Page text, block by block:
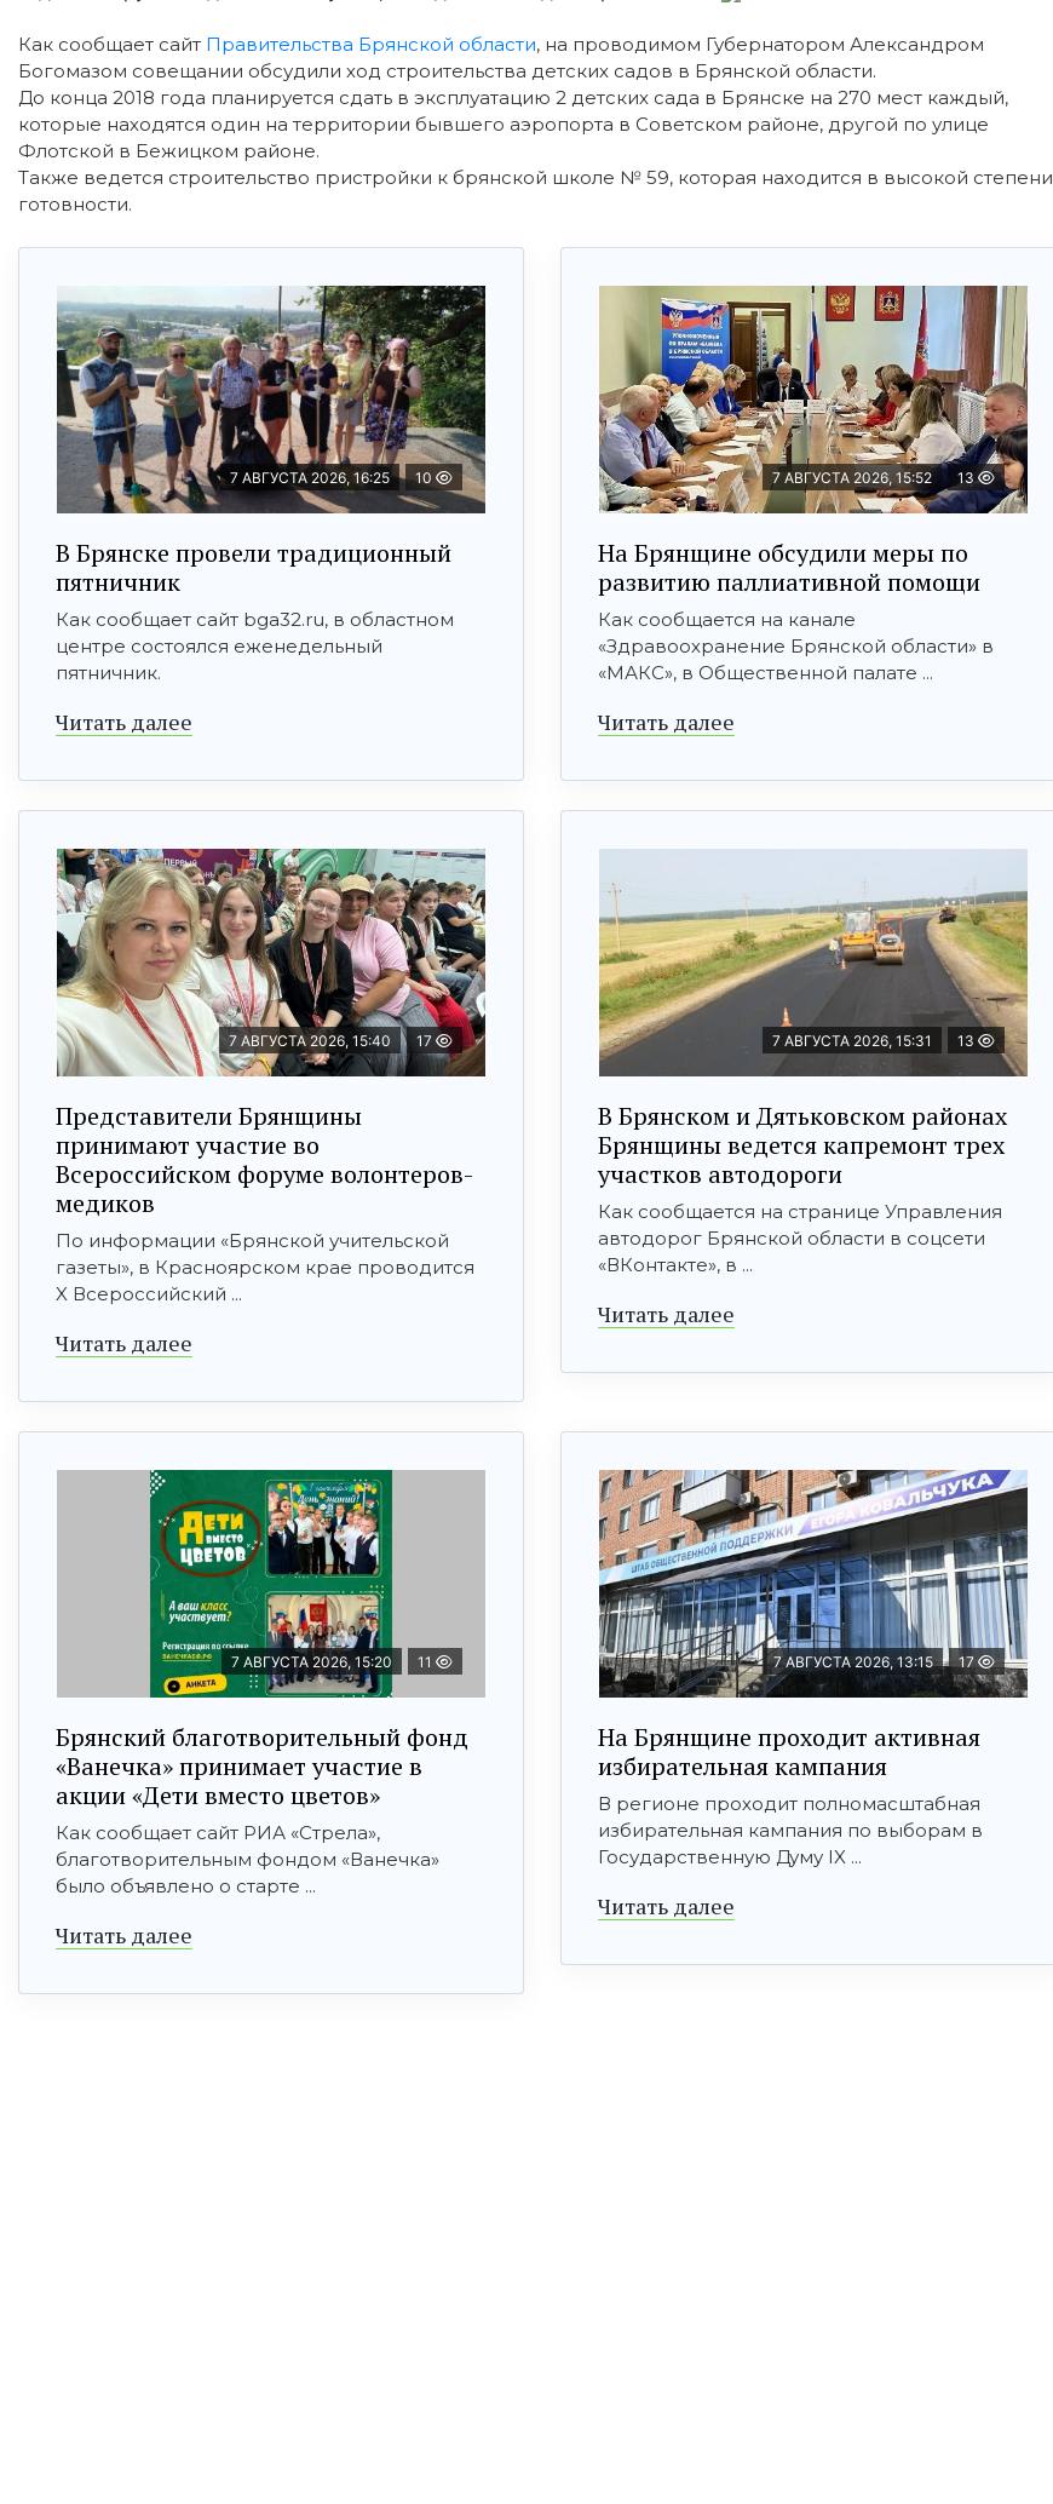
Как сообщает сайт Правительства Брянской области, на проводимом Губернатором Александром
Богомазом совещании обсудили ход строительства детских садов в Брянской области.
До конца 2018 года планируется сдать в эксплуатацию 2 детских сада в Брянске на 270 мест каждый,
которые находятся один на территории бывшего аэропорта в Советском районе, другой по улице
Флотской в Бежицком районе.
Также ведется строительство пристройки к брянской школе № 59, которая находится в высокой степени
готовности.
7 АВГУСТА 2026, 16:25 10
В Брянске провели традиционный
пятничник
Как сообщает сайт bga32.ru, в областном
центре состоялся еженедельный
пятничник.
Читать далее
7 АВГУСТА 2026, 15:52 13
На Брянщине обсудили меры по
развитию паллиативной помощи
Как сообщается на канале
«Здравоохранение Брянской области» в
«МАКС», в Общественной палате ...
Читать далее
7 АВГУСТА 2026, 15:40 17
Представители Брянщины
принимают участие во
Всероссийском форуме волонтеров-
медиков
По информации «Брянской учительской
газеты», в Красноярском крае проводится
X Всероссийский ...
Читать далее
7 АВГУСТА 2026, 15:31 13
В Брянском и Дятьковском районах
Брянщины ведется капремонт трех
участков автодороги
Как сообщается на странице Управления
автодорог Брянской области в соцсети
«ВКонтакте», в ...
Читать далее
7 АВГУСТА 2026, 15:20 11
Брянский благотворительный фонд
«Ванечка» принимает участие в
акции «Дети вместо цветов»
Как сообщает сайт РИА «Стрела»,
благотворительным фондом «Ванечка»
было объявлено о старте ...
Читать далее
7 АВГУСТА 2026, 13:15 17
На Брянщине проходит активная
избирательная кампания
В регионе проходит полномасштабная
избирательная кампания по выборам в
Государственную Думу IX ...
Читать далее